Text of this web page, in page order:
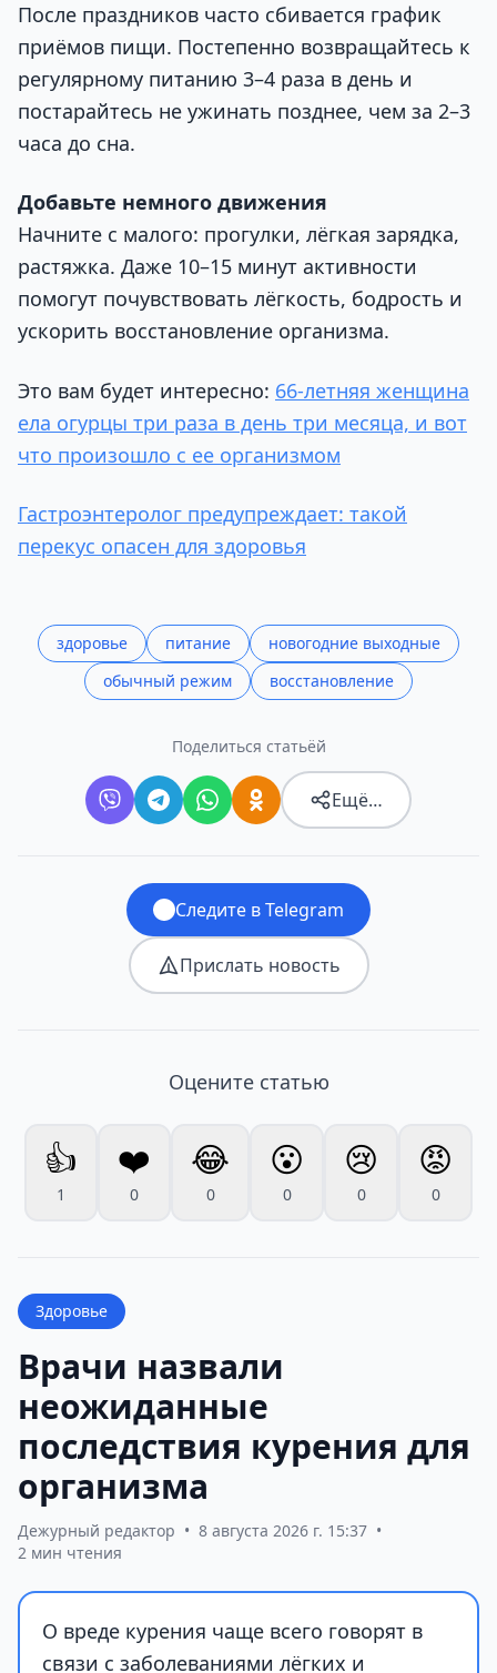
После праздников часто сбивается график
приёмов пищи. Постепенно возвращайтесь к
регулярному питанию 3–4 раза в день и
постарайтесь не ужинать позднее, чем за 2–3
часа до сна.
Добавьте немного движения
Начните с малого: прогулки, лёгкая зарядка,
растяжка. Даже 10–15 минут активности
помогут почувствовать лёгкость, бодрость и
ускорить восстановление организма.
Это вам будет интересно: 66-летняя женщина
ела огурцы три раза в день три месяца, и вот
что произошло с ее организмом
Гастроэнтеролог предупреждает: такой
перекус опасен для здоровья
здоровье питание
новогодние выходные
обычный режим
восстановление
Поделиться статьёй
Ещё…
Следите в Telegram
Прислать новость
Оцените статью
👍
1
❤️
0
😂
0
😮
0
😢
0
😡
0
Здоровье
Врачи назвали
неожиданные
последствия курения для
организма
Дежурный редактор • 8 августа 2026 г. 15:37 •
2 мин чтения
О вреде курения чаще всего говорят в
связи с заболеваниями лёгких и